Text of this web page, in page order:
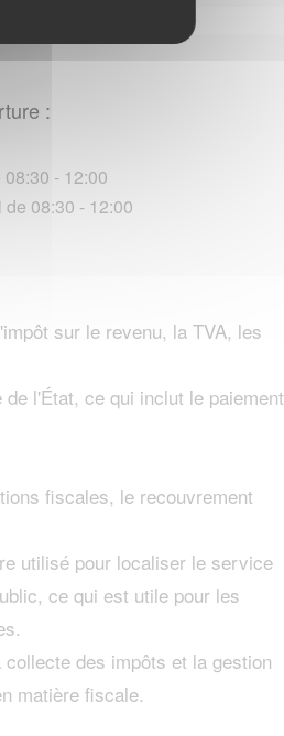
:
- 12:00
08:30 - 12:00
sur le revenu, la TVA, les
l'État, ce qui inclut le paiement
fiscales, le recouvrement
utilisé pour localiser le service
ce qui est utile pour les
des impôts et la gestion
matière fiscale.